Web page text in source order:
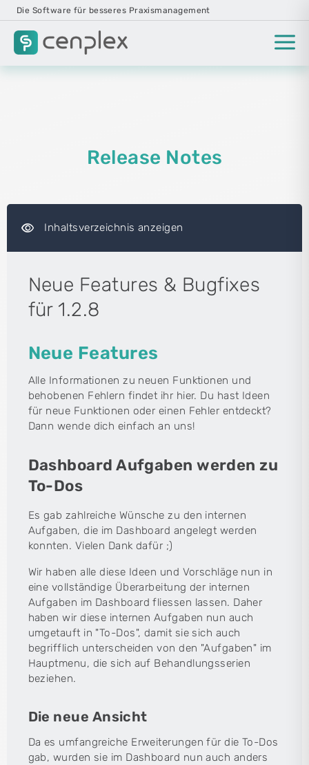
Die Software für besseres Praxismanagement
Release Notes
visibility Inhaltsverzeichnis anzeigen
Neue Features & Bugfixes
für 1.2.8
Neue Features
Alle Informationen zu neuen Funktionen und
behobenen Fehlern findet ihr hier. Du hast Ideen
für neue Funktionen oder einen Fehler entdeckt?
Dann wende dich einfach an uns!
Dashboard Aufgaben werden zu
To-Dos
Es gab zahlreiche Wünsche zu den internen
Aufgaben, die im Dashboard angelegt werden
konnten. Vielen Dank dafür ;)
Wir haben alle diese Ideen und Vorschläge nun in
eine vollständige Überarbeitung der internen
Aufgaben im Dashboard fliessen lassen. Daher
haben wir diese internen Aufgaben nun auch
umgetauft in "To-Dos", damit sie sich auch
begrifflich unterscheiden von den "Aufgaben" im
Hauptmenu, die sich auf Behandlungsserien
beziehen.
Die neue Ansicht
Da es umfangreiche Erweiterungen für die To-Dos
gab, wurden sie im Dashboard nun auch anders